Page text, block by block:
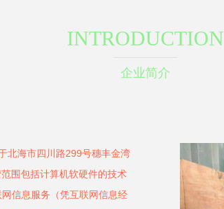
INTRODUCTION
企业简介
北海市四川路299号穗丰金湾
围包括计算机软硬件的技术
信息服务（凭互联网信息经